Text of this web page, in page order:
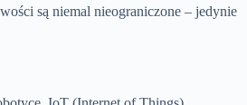
są niemal nieograniczone – jedynie